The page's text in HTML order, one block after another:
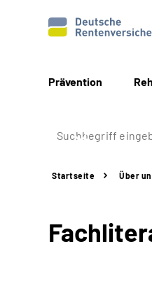
Prävention
Startseite Über